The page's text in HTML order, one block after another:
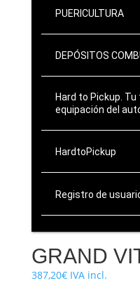
PUERICULTURA
DEPÓSITOS
Hard to Pickup.
equipación del
HardtoPickup
Registro de
GRAND
387,20€ IVA incl.